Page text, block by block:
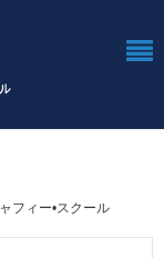
フィー•スクール